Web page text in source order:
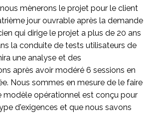
mènerons le projet pour le client
jour ouvrable après la demande
qui dirige le projet a plus de 20 ans
la conduite de tests utilisateurs de
une analyse et des
après avoir modéré 6 sessions en
Nous sommes en mesure de le faire
modèle opérationnel est conçu pour
d'exigences et que nous savons